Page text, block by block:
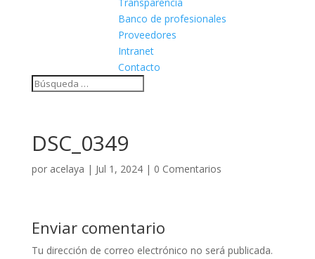
Banco de profesionales
Proveedores
Intranet
Contacto
DSC_0349
por acelaya | Jul 1, 2024| 0 Comentarios
Enviar comentario
Tu dirección de correo electrónico no será publicada.